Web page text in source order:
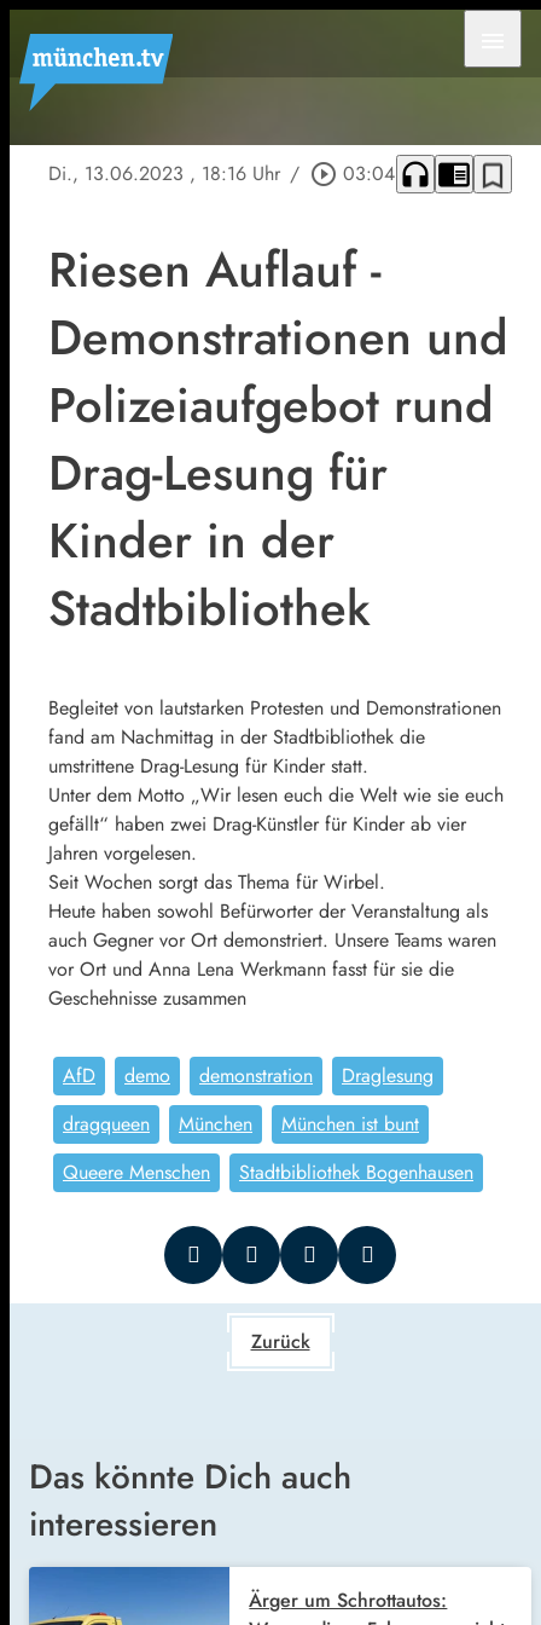
Di., 13.06.2023 , 18:16 Uhr / play_circle_outline 03:04 headphones chrome_reader_mode bookmark_border
Riesen Auflauf -
Demonstrationen und
Polizeiaufgebot rund
Drag-Lesung für
Kinder in der
Stadtbibliothek
Begleitet von lautstarken Protesten und Demonstrationen
fand am Nachmittag in der Stadtbibliothek die
umstrittene Drag-Lesung für Kinder statt.
Unter dem Motto „Wir lesen euch die Welt wie sie euch
gefällt“ haben zwei Drag-Künstler für Kinder ab vier
Jahren vorgelesen.
Seit Wochen sorgt das Thema für Wirbel.
Heute haben sowohl Befürworter der Veranstaltung als
auch Gegner vor Ort demonstriert. Unsere Teams waren
vor Ort und Anna Lena Werkmann fasst für sie die
Geschehnisse zusammen
AfD demo demonstration
Draglesung
dragqueen
München
München ist bunt
Queere Menschen
Stadtbibliothek Bogenhausen
Zurück
Das könnte Dich auch
interessieren
Ärger um Schrottautos: